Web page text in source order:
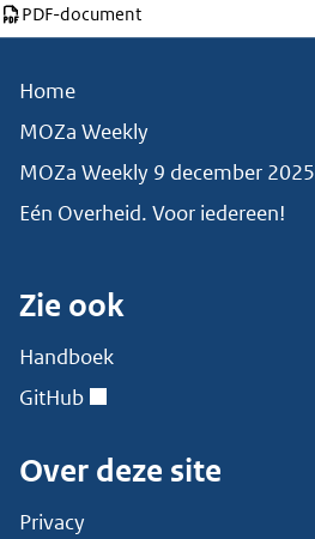
Download deze pagina als
PDF-document
Home
MOZa Weekly
MOZa Weekly 9 december 2025
Eén Overheid. Voor iedereen!
Zie ook
Handboek
GitHub
Over deze site
Privacy